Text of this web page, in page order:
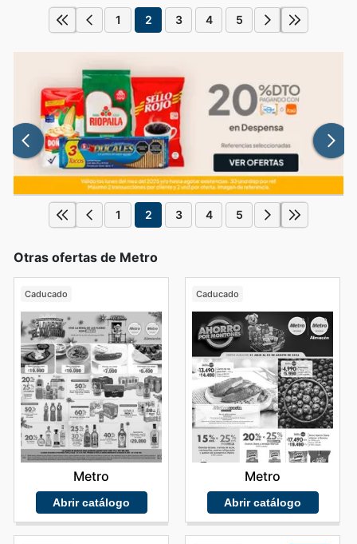
1 2 3 4 5
1 2 3 4 5
Otras ofertas de Metro
Caducado
Metro
Abrir catálogo
Caducado
Metro
Abrir catálogo